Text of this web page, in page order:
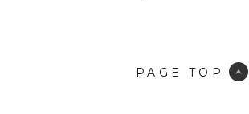
PAGE TOP